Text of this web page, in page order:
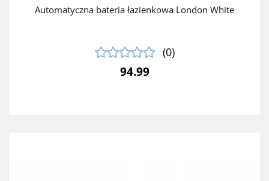
Automatyczna bateria łazienkowa London White
(0)
94.99